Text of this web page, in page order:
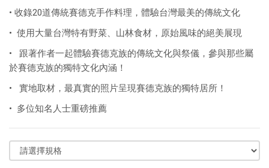
• 收錄20道傳統賽德克手作料理，體驗台灣最美的傳統文化
• 使用大量台灣特有野菜、山林食材，原始風味的絕美展現
• 跟著作者一起體驗賽德克族的傳統文化與祭儀，參與那些屬
於賽德克族的獨特文化內涵！
• 實地取材，最真實的照片呈現賽德克族的獨特居所！
• 多位知名人士重磅推薦